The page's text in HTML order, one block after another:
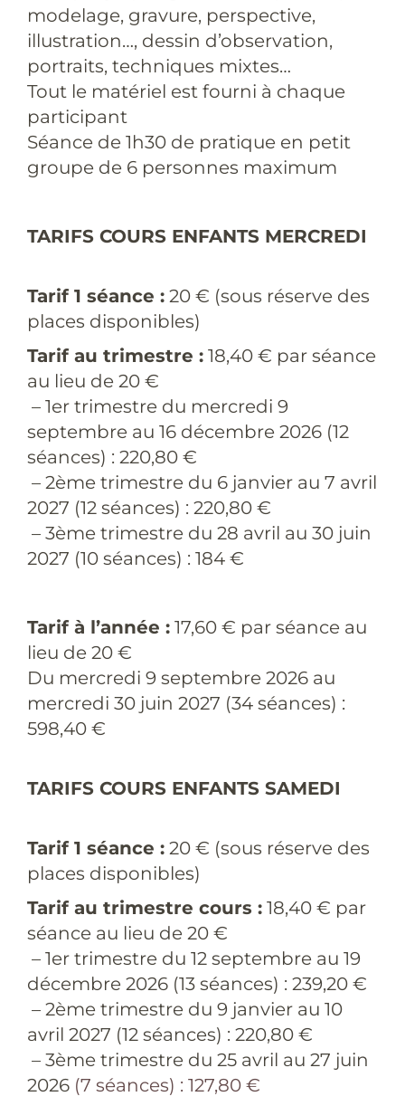
modelage, gravure, perspective,
illustration…, dessin d’observation,
portraits, techniques mixtes…
Tout le matériel est fourni à chaque
participant
Séance de 1h30 de pratique en petit
groupe de 6 personnes maximum
TARIFS COURS ENFANTS MERCREDI
Tarif 1 séance : 20 € (sous réserve des
places disponibles)
Tarif au trimestre : 18,40 € par séance
au lieu de 20 €
– 1er trimestre du mercredi 9
septembre au 16 décembre 2026 (12
séances) : 220,80 €
– 2ème trimestre du 6 janvier au 7 avril
2027 (12 séances) : 220,80 €
– 3ème trimestre du 28 avril au 30 juin
2027 (10 séances) : 184 €
Tarif à l’année : 17,60 € par séance au
lieu de 20 €
Du mercredi 9 septembre 2026 au
mercredi 30 juin 2027 (34 séances) :
598,40 €
TARIFS COURS ENFANTS SAMEDI
Tarif 1 séance : 20 € (sous réserve des
places disponibles)
Tarif au trimestre cours : 18,40 € par
séance au lieu de 20 €
– 1er trimestre du 12 septembre au 19
décembre 2026 (13 séances) : 239,20 €
– 2ème trimestre du 9 janvier au 10
avril 2027 (12 séances) : 220,80 €
– 3ème trimestre du 25 avril au 27 juin
2026 (7 séances) : 127,80 €